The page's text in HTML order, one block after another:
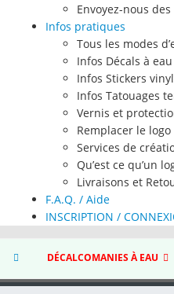
Envoyez-nous
Infos pratiques
Tous les modes
Infos Décals à
Infos Stickers
Infos Tatouages
Vernis et
Remplacer le
Services de
Qu’est ce qu’un
Livraisons et
F.A.Q. / Aide
INSCRIPTION /
DÉCALCOMANIES À EAU